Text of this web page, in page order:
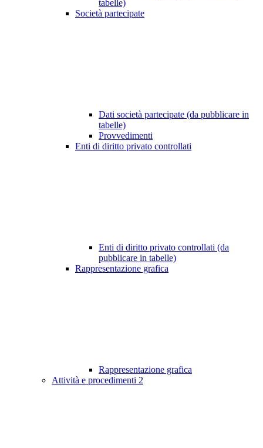
tabelle)
Società partecipate
Dati società partecipate (da pubblicare in
tabelle)
Provvedimenti
Enti di diritto privato controllati
Enti di diritto privato controllati (da
pubblicare in tabelle)
Rappresentazione grafica
Rappresentazione grafica
Attività e procedimenti 2